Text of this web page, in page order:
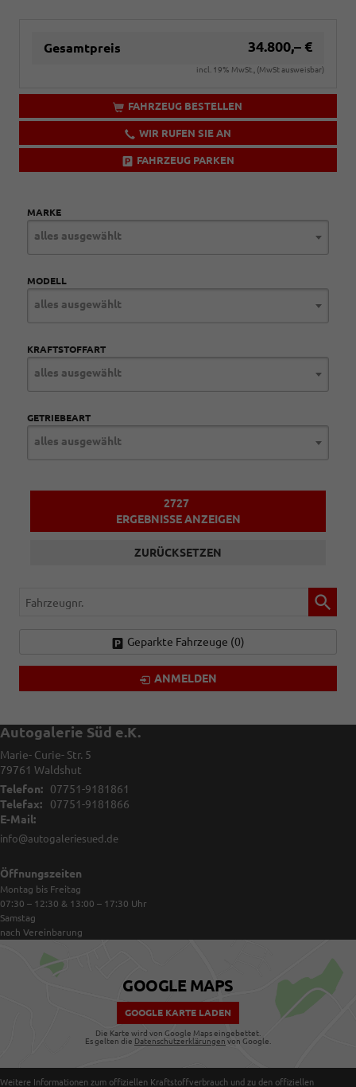
Gesamtpreis 34.800,– €
incl. 19% MwSt., (MwSt ausweisbar)
FAHRZEUG BESTELLEN
WIR RUFEN SIE AN
FAHRZEUG PARKEN
MARKE
alles ausgewählt
MODELL
alles ausgewählt
KRAFTSTOFFART
alles ausgewählt
GETRIEBEART
alles ausgewählt
2727
ERGEBNISSE ANZEIGEN
ZURÜCKSETZEN
Fahrzeugnr.
Geparkte Fahrzeuge (0)
ANMELDEN
Autogalerie Süd e.K.
Marie- Curie- Str. 5
79761 Waldshut
Telefon:
07751-9181861
Telefax:
07751-9181866
E-Mail:
info@autogaleriesued.de
Öffnungszeiten
Montag bis Freitag
07:30 – 12:30 & 13:00 – 17:30 Uhr
Samstag
nach Vereinbarung
GOOGLE MAPS
GOOGLE KARTE LADEN
Die Karte wird von Google Maps eingebettet.
Es gelten die Datenschutzerklärungen von Google.
Weitere Informationen zum offiziellen Kraftstoffverbrauch und zu den offiziellen